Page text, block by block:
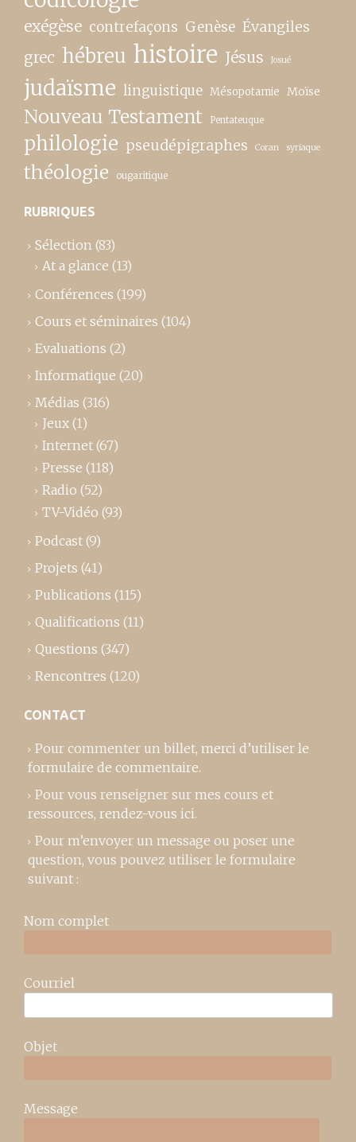
exégèse contrefaçons Genèse Évangiles
grec hébreu histoire Jésus Josué
judaïsme linguistique Mésopotamie Moïse
Nouveau Testament Pentateuque
philologie pseudépigraphes Coran syriaque
théologie ougaritique
RUBRIQUES
Sélection (83)
At a glance (13)
Conférences (199)
Cours et séminaires (104)
Evaluations (2)
Informatique (20)
Médias (316)
Jeux (1)
Internet (67)
Presse (118)
Radio (52)
TV-Vidéo (93)
Podcast (9)
Projets (41)
Publications (115)
Qualifications (11)
Questions (347)
Rencontres (120)
CONTACT
Pour commenter un billet, merci d’utiliser le
formulaire de commentaire.
Pour vous renseigner sur mes cours et
ressources, rendez-vous ici.
Pour m’envoyer un message ou poser une
question, vous pouvez utiliser le formulaire
suivant :
Nom complet
Courriel
Objet
Message